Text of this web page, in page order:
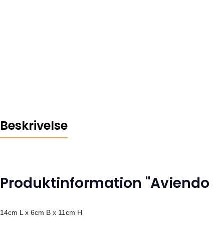
Beskrivelse
Produktinformation "Aviendo
14cm L x 6cm B x 11cm H